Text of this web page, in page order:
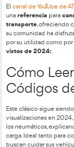
Tabla de
Elcanal de
unareferencia
transporte,
su comunidad ha
por su utilidad